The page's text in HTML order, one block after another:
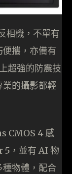
相機，不單有
攜，亦備有
超強的防震技
的攝影都輕
CMOS 4 感
5，並有 AI 物
物體，配合